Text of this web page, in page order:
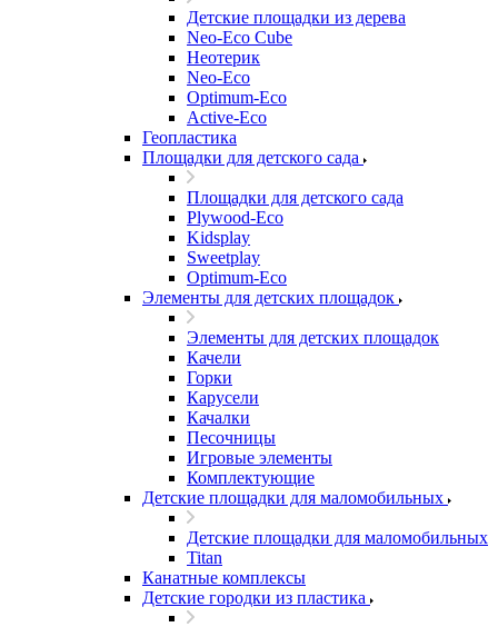
Детские площадки из дерева
Neo-Eco Cube
Неотерик
Neo-Eco
Оptimum-Еco
Active-Eco
Геопластика
Площадки для детского сада
Площадки для детского сада
Plywood-Eco
Kidsplay
Sweetplay
Оptimum-Еco
Элементы для детских площадок
Элементы для детских площадок
Качели
Горки
Карусели
Качалки
Песочницы
Игровые элементы
Комплектующие
Детские площадки для маломобильных
Детские площадки для маломобильных
Titan
Канатные комплексы
Детские городки из пластика